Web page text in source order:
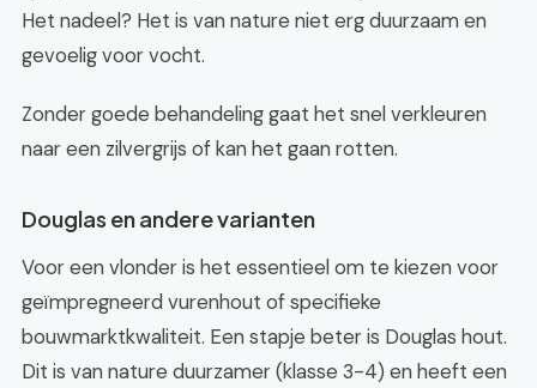
Het nadeel? Het is van nature niet erg duurzaam en
gevoelig voor vocht.
Zonder goede behandeling gaat het snel verkleuren
naar een zilvergrijs of kan het gaan rotten.
Douglas en andere varianten
Voor een vlonder is het essentieel om te kiezen voor
geïmpregneerd vurenhout of specifieke
bouwmarktkwaliteit. Een stapje beter is Douglas hout.
Dit is van nature duurzamer (klasse 3-4) en heeft een